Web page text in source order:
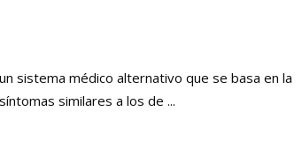
sistema médico alternativo que se basa en la
similares a los de